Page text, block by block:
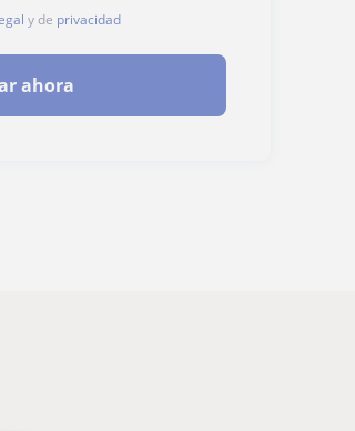
y de privacidad
ahora